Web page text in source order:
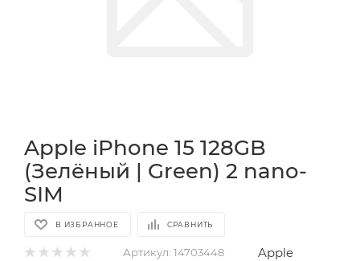
Apple iPhone 15 128GB
(Зелёный | Green) 2 nano-
SIM
В ИЗБРАННОЕ СРАВНИТЬ
Артикул: 14703448 Apple